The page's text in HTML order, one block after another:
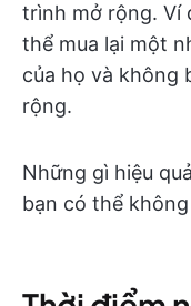
trình mở rộng. Ví
thể mua lại một
của họ và không
rộng.
Những gì hiệu
bạn có thể